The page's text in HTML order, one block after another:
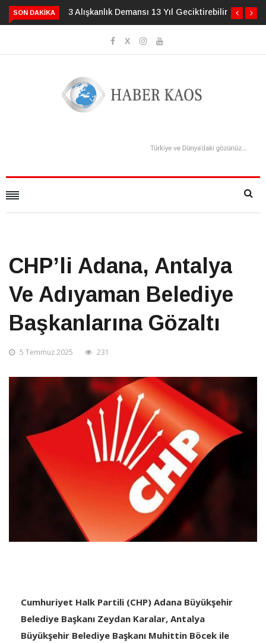
SON DAKIKA 3 Alışkanlık Demansı 13 Yıl Geciktirebilir
CHP’li Adana, Antalya
Ve Adıyaman Belediye
Başkanlarına Gözaltı
5 Temmuz 2025 231
Cumhuriyet Halk Partili (CHP) Adana Büyükşehir
Belediye Başkanı Zeydan Karalar, Antalya
Büyükşehir Belediye Başkanı Muhittin Böcek ile